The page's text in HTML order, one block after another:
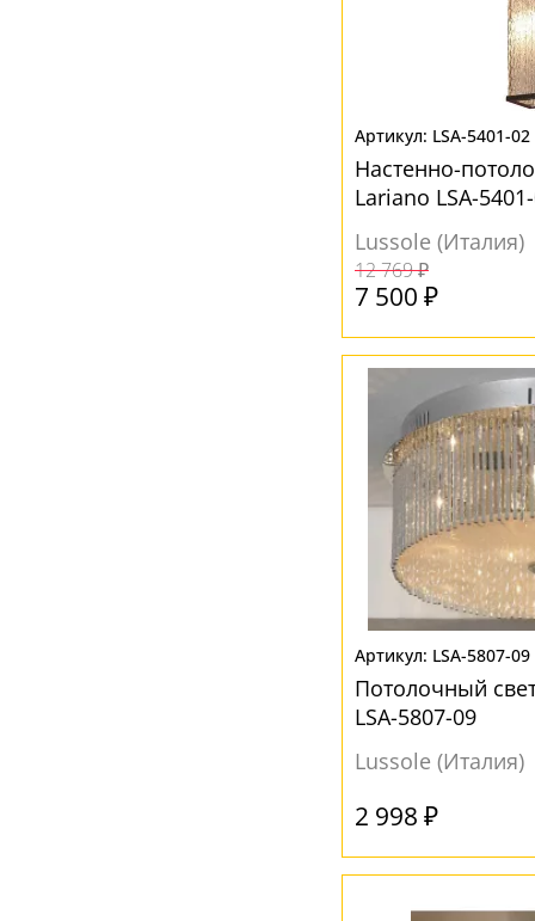
LSA-5401-02
Настенно-
Lariano LSA-
Lussole (Италия)
12 769 ₽
7 500 ₽
LSA-5807-09
Потолочный
LSA-5807-09
Lussole (Италия)
2 998 ₽